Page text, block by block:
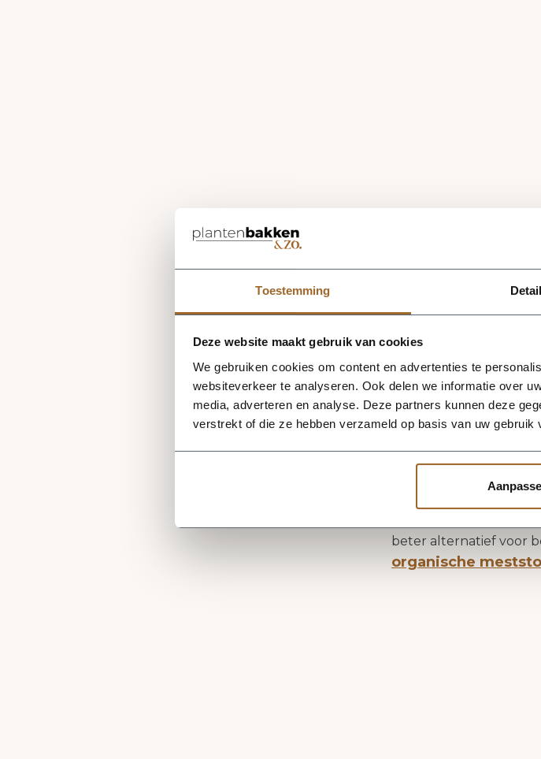
Toestemming
Deze website maakt gebruik van cookies
We gebruiken cookies om content en advertenties te
websiteverkeer te analyseren. Ook delen we informatie over
media, adverteren en analyse. Deze partners kunnen deze
verstrekt of die ze hebben verzameld op basis van uw gebruik
Tip 3 Zorg voor de
universele
neemt het water
hebben frequent
potgrond in je
om nog eens wat
trouwens! Vooral
uiteraard als je
Een goede potgrond
eerste 3 á 4
nooit gebruik van
enorm snel groeien,
niet. Deze
beter alternatief voor
organische